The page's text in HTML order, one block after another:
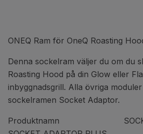
ONEQ Ram för OneQ Roasting
Denna sockelram väljer du om du
Roasting Hood på din Glow eller
inbyggnadsgrill. Alla övriga
sockelramen Socket Adaptor.
Produktnamn